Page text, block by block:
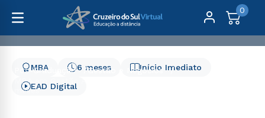
0
Pós-Graduação
Gestão e Negócios
MBA em Gestão Avançada de Projetos e Agilidade - 6
meses
Início Imediato
6 meses
MBA
EAD Digital